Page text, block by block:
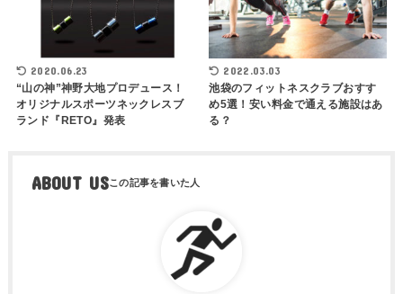
2020.06.23
“山の神”神野大地プロデュース！
オリジナルスポーツネックレスブ
ランド『RETO』発表
2022.03.03
池袋のフィットネスクラブおすす
め5選！安い料金で通える施設はあ
る？
ABOUT US